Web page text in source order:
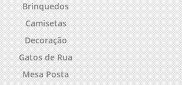
Brinquedos
Camisetas
Decoração
Gatos de Rua
Mesa Posta